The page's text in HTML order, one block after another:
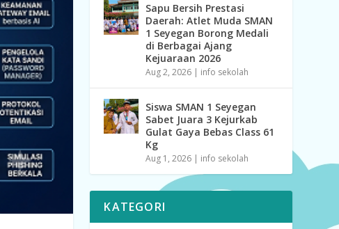
Sapu Bersih Prestasi
Daerah: Atlet Muda SMAN
1 Seyegan Borong Medali
di Berbagai Ajang
Kejuaraan 2026
Aug 2, 2026 | info sekolah
Siswa SMAN 1 Seyegan
Sabet Juara 3 Kejurkab
Gulat Gaya Bebas Class 61
Kg
Aug 1, 2026 | info sekolah
KATEGORI